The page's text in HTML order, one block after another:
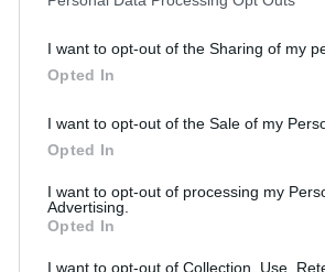
I want to opt-out of the Sharing of my
Opted In
I want to opt-out of the Sale of my
Opted In
I want to opt-out of processing my
Advertising.
Opted In
I want to opt-out of Collection, Use,